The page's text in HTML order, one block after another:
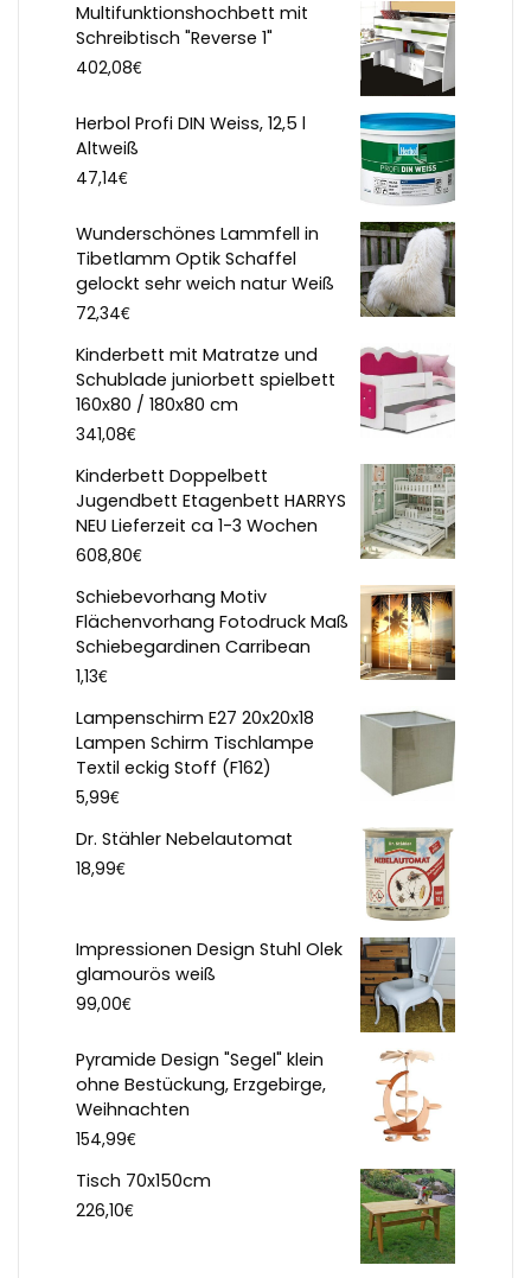
Multifunktionshochbett mit
Schreibtisch "Reverse 1"
402,08€
Herbol Profi DIN Weiss, 12,5 l
Altweiß
47,14€
Wunderschönes Lammfell in
Tibetlamm Optik Schaffel
gelockt sehr weich natur Weiß
72,34€
Kinderbett mit Matratze und
Schublade juniorbett spielbett
160x80 / 180x80 cm
341,08€
Kinderbett Doppelbett
Jugendbett Etagenbett HARRYS
NEU Lieferzeit ca 1-3 Wochen
608,80€
Schiebevorhang Motiv
Flächenvorhang Fotodruck Maß
Schiebegardinen Carribean
1,13€
Lampenschirm E27 20x20x18
Lampen Schirm Tischlampe
Textil eckig Stoff (F162)
5,99€
Dr. Stähler Nebelautomat
18,99€
Impressionen Design Stuhl Olek
glamourös weiß
99,00€
Pyramide Design "Segel" klein
ohne Bestückung, Erzgebirge,
Weihnachten
154,99€
Tisch 70x150cm
226,10€